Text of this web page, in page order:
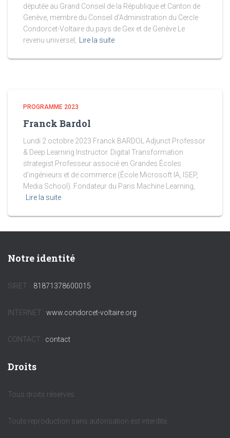
députée au Grand Conseil de la République et Canton de
Genève, membre du Conseil d’Administration du Cercle
Condorcet-Voltaire du pays de Gex et de Genève Le
revenu universel,
Lire la suite
PROGRAMME 2023
Franck Bardol
Lundi 2 octobre 2023 Franck BARDOL Adjunct Professor
& Deep Learning Instructor. Digital Transformation
strategist Professeur associé en Grandes Écoles
d’ingénieurs et de commerce (École Microsoft IA, ISEP,
Media School). Fondateur du Paris Machine Learning,
Lire la suite
Notre identité
SIRET : 81871378600015
INTERNET : www.condorcet-voltaire.org
CONTACT : contact
Droits
Tous droits réservés.
Toute reproduction sans autorisation est interdite.